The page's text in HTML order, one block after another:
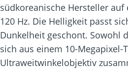
südkoreanische Hersteller
120 Hz. Die Helligkeit passt
Dunkelheit geschont. Sowohl
sich aus einem 10-
Ultraweitwinkelobjektiv